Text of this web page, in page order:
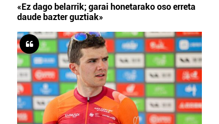
«Ez dago belarrik; garai honetarako oso erreta
daude bazter guztiak»